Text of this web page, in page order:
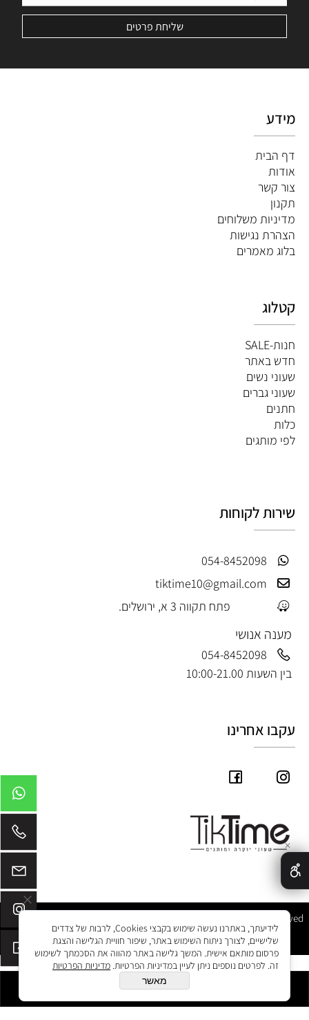
הוסף לסל
מידע
דף הבית
אודות
צור קשר
תקנון
מדיניות משלוחים
הצהרת נגישות
בלוג מאמרים
קטלוג
חנות-SALE
חדש באתר
שעוני נשים
שעוני גברים
חתנים
כלות
לפי מותגים
שירות לקוחות
054-8452098
tiktime10@gmail.com
פתח תקווה 3 א, ירושלים.
מענה אנושי
054-8452098
בין השעות 10:00-21.00
עקבו אחרינו
Tik Time © 2025 All Rights Reserved
בניית אתרים
✕
לידיעתך, באתרנו נעשה שימוש בקבצי Cookies, לרבות של צדדים
שלישיים, לצורך ניתוח השימוש באתר, שיפור חוויית הגלישה והצגת
פרסום מותאם אישית. המשך גלישה באתר מהווה את הסכמתך לשימוש
זה. לפרטים נוספים ניתן לעיין במדיניות הפרטיות. מדיניות הפרטיות
מאשר